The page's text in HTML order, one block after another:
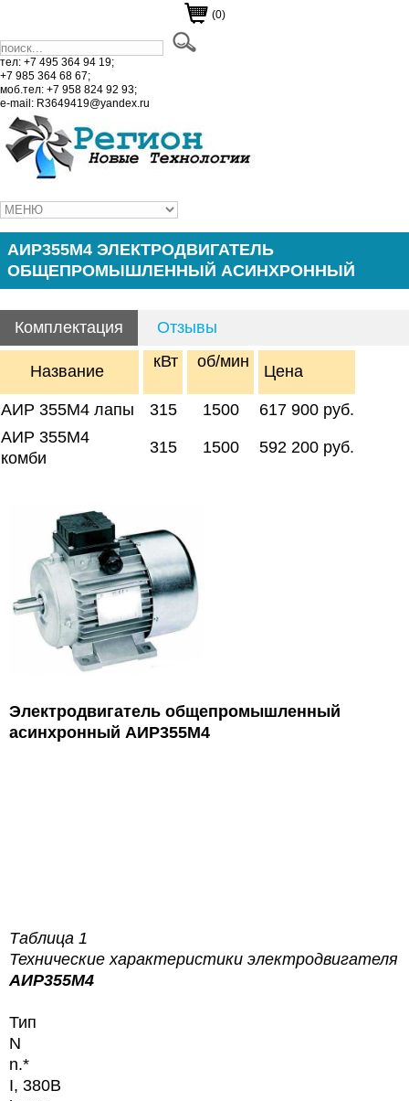
(0)
тел: +7 495 364 94 19;
+7 985 364 68 67;
моб.тел: +7 958 824 92 93;
e-mail: R3649419@yandex.ru
АИР355М4 ЭЛЕКТРОДВИГАТЕЛЬ
ОБЩЕПРОМЫШЛЕННЫЙ АСИНХРОННЫЙ
Комплектация Отзывы
Название
кВт об/мин
Цена
АИР 355М4 лапы 315 1500
617 900 руб.
АИР 355М4
комби
315 1500 592 200 руб.
Электродвигатель общепромышленный
асинхронный АИР355М4
Таблица 1
Технические характеристики электродвигателя
АИР355М4
Тип
N
n.*
I, 380В